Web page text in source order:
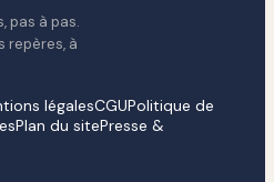
pas à pas.
repères, à
légalesCGUPolitique de
Plan du sitePresse &